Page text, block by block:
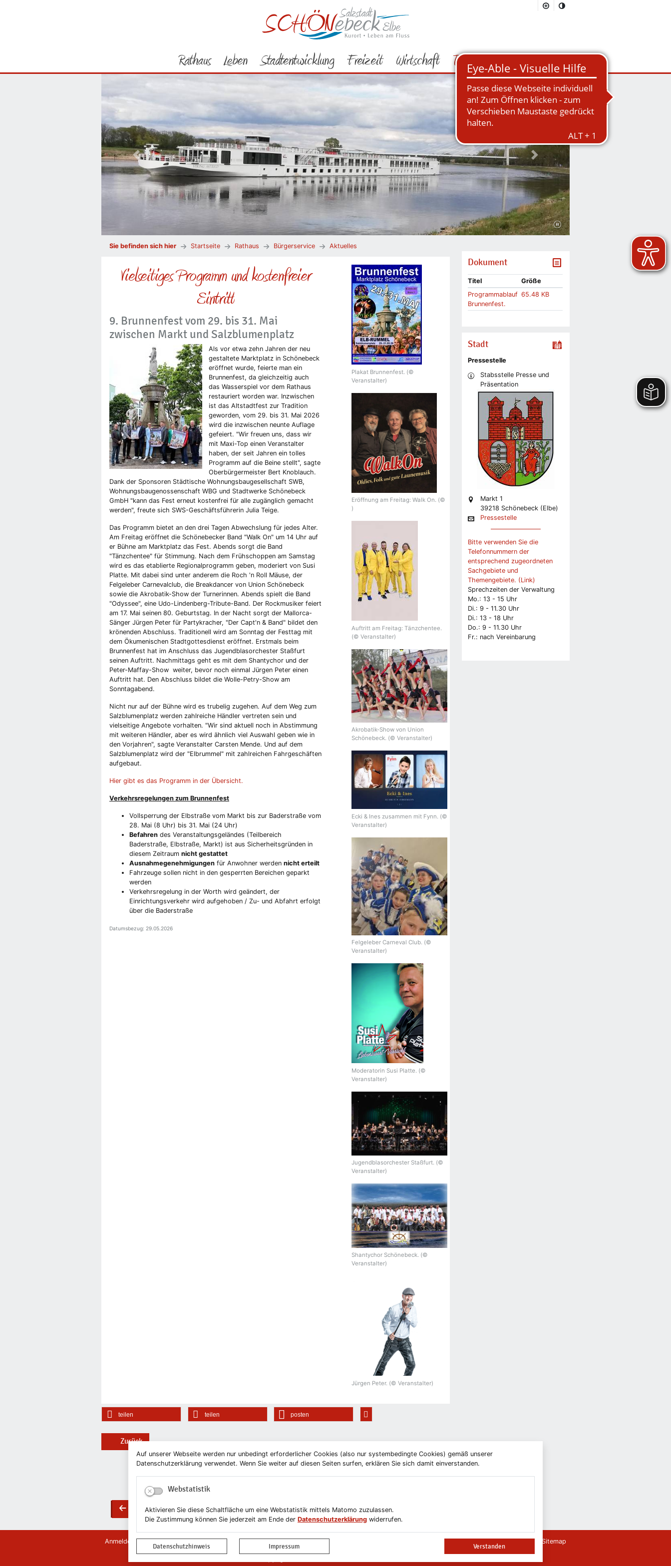
Auf unserer Webseite werden nur unbedingt erforderlicher Cookies (also nur systembedingte Cookies) gemäß unserer
Datenschutzerklärung verwendet. Wenn Sie weiter auf diesen Seiten surfen, erklären Sie sich damit einverstanden.
Webstatistik
Aktivieren Sie diese Schaltfläche um eine Webstatistik mittels Matomo zuzulassen.
Die Zustimmung können Sie jederzeit am Ende der Datenschutzerklärung widerrufen.
Datenschutzhinweis Impressum Verstanden
Rathaus Leben Stadtentwicklung Freizeit Wirtschaft Tourismus Suchmaske öffnen/schließen
Vorheriges Bild Nächstes Bild
Sie befinden sich hier Startseite Rathaus Bürgerservice Aktuelles
Vielseitiges Programm und kostenfreier
Eintritt
9. Brunnenfest vom 29. bis 31. Mai
zwischen Markt und Salzblumenplatz
Als vor etwa zehn Jahren der neu
gestaltete Marktplatz in Schönebeck
eröffnet wurde, feierte man ein
Brunnenfest, da gleichzeitig auch
das Wasserspiel vor dem Rathaus
restauriert worden war. Inzwischen
ist das Altstadtfest zur Tradition
geworden, vom 29. bis 31. Mai 2026
wird die inzwischen neunte Auflage
gefeiert. "Wir freuen uns, dass wir
mit Maxi-Top einen Veranstalter
haben, der seit Jahren ein tolles
Programm auf die Beine stellt", sagte
Oberbürgermeister Bert Knoblauch.
Dank der Sponsoren Städtische Wohnungsbaugesellschaft SWB,
Wohnungsbaugenossenschaft WBG und Stadtwerke Schönebeck
GmbH "kann das Fest erneut kostenfrei für alle zugänglich gemacht
werden", freute sich SWS-Geschäftsführerin Julia Teige.
Das Programm bietet an den drei Tagen Abwechslung für jedes Alter.
Am Freitag eröffnet die Schönebecker Band "Walk On" um 14 Uhr auf
er Bühne am Marktplatz das Fest. Abends sorgt die Band
"Tänzchentee" für Stimmung. Nach dem Frühschoppen am Samstag
wird es das etablierte Regionalprogramm geben, moderiert von Susi
Platte. Mit dabei sind unter anderem die Roch 'n Roll Mäuse, der
Felgeleber Carnevalclub, die Breakdancer von Union Schönebeck
sowie die Akrobatik-Show der Turnerinnen. Abends spielt die Band
"Odyssee", eine Udo-Lindenberg-Tribute-Band. Der Rockmusiker feiert
am 17. Mai seinen 80. Geburtstag. In der Nacht sorgt der Mallorca-
Sänger Jürgen Peter für Partykracher, "Der Capt'n & Band" bildet den
krönenden Abschluss. Traditionell wird am Sonntag der Festtag mit
dem Ökumenischen Stadtgottesdienst eröffnet. Erstmals beim
Brunnenfest hat im Anschluss das Jugendblasorchester Staßfurt
seinen Auftritt. Nachmittags geht es mit dem Shantychor und der
Peter-Maffay-Show weiter, bevor noch einmal Jürgen Peter einen
Auftritt hat. Den Abschluss bildet die Wolle-Petry-Show am
Sonntagabend.
Nicht nur auf der Bühne wird es trubelig zugehen. Auf dem Weg zum
Salzblumenplatz werden zahlreiche Händler vertreten sein und
vielseitige Angebote vorhalten. "Wir sind aktuell noch in Abstimmung
mit weiteren Händler, aber es wird ähnlich viel Auswahl geben wie in
den Vorjahren", sagte Veranstalter Carsten Mende. Und auf dem
Salzblumenplatz wird der "Elbrummel" mit zahlreichen Fahrgeschäften
aufgebaut.
Hier gibt es das Programm in der Übersicht.
Verkehrsregelungen zum Brunnenfest
Vollsperrung der Elbstraße vom Markt bis zur Baderstraße vom
28. Mai (8 Uhr) bis 31. Mai (24 Uhr)
Befahren des Veranstaltungsgeländes (Teilbereich
Baderstraße, Elbstraße, Markt) ist aus Sicherheitsgründen in
diesem Zeitraum nicht gestattet
Ausnahmegenehmigungen für Anwohner werden nicht erteilt
Fahrzeuge sollen nicht in den gesperrten Bereichen geparkt
werden
Verkehrsregelung in der Worth wird geändert, der
Einrichtungsverkehr wird aufgehoben / Zu- und Abfahrt erfolgt
über die Baderstraße
Datumsbezug: 29.05.2026
Plakat Brunnenfest. (©
Veranstalter)
Eröffnung am Freitag: Walk On. (©
)
Auftritt am Freitag: Tänzchentee.
(© Veranstalter)
Akrobatik-Show von Union
Schönebeck. (© Veranstalter)
Ecki & Ines zusammen mit Fynn. (©
Veranstalter)
Felgeleber Carneval Club. (©
Veranstalter)
Moderatorin Susi Platte. (©
Veranstalter)
Jugendblasorchester Staßfurt. (©
Veranstalter)
Shantychor Schönebeck. (©
Veranstalter)
Jürgen Peter. (© Veranstalter)
teilen teilen posten
Zurück
back Zurück
Dokument
Titel
Größe
Programmablauf
Brunnenfest.
65.48 KB
Stadt
Pressestelle
Stabsstelle Presse und
Präsentation
Markt 1
39218 Schönebeck (Elbe)
Pressestelle
Bitte verwenden Sie die
Telefonnummern der
entsprechend zugeordneten
Sachgebiete und
Themengebiete. (Link)
Sprechzeiten der Verwaltung
Mo.: 13 - 15 Uhr
Di.: 9 - 11.30 Uhr
Di.: 13 - 18 Uhr
Do.: 9 - 11.30 Uhr
Fr.: nach Vereinbarung
Anmelden Kontakt Newsletter Newsletterabmeldung Impressum Datenschutzerklärung Sitemap